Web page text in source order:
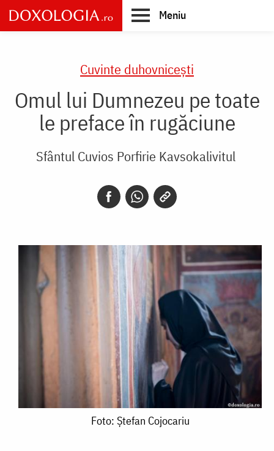
Skip
to
main
Meniu
Cuvinte duhovnicești
Omul lui Dumnezeu pe toate
le preface în rugăciune
Sfântul Cuvios Porfirie Kavsokalivitul
Foto: Ştefan Cojocariu